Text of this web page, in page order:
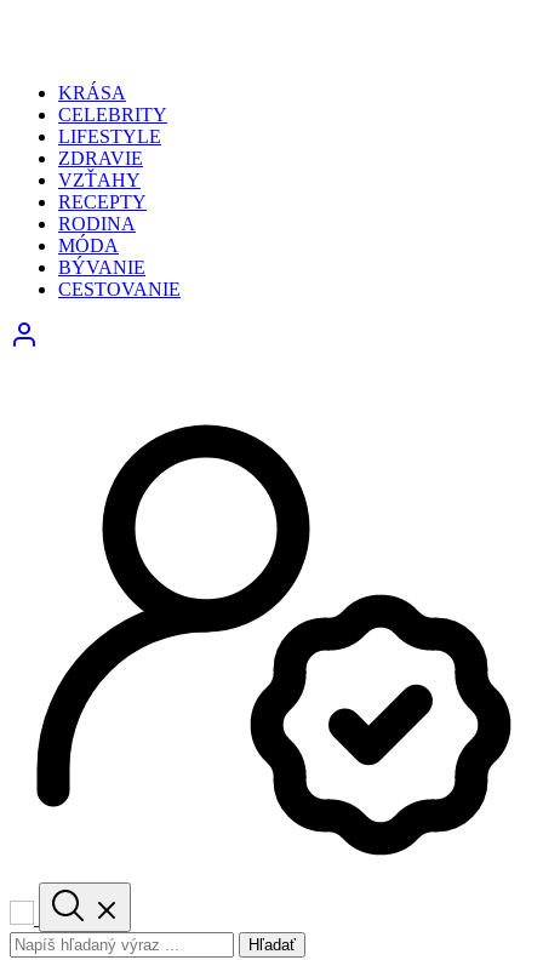
KRÁSA
CELEBRITY
LIFESTYLE
ZDRAVIE
VZŤAHY
RECEPTY
RODINA
MÓDA
BÝVANIE
CESTOVANIE
Hľadať